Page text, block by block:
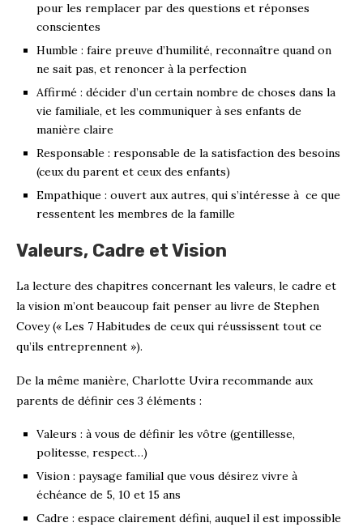
pour les remplacer par des questions et réponses
conscientes
Humble : faire preuve d’humilité, reconnaître quand on
ne sait pas, et renoncer à la perfection
Affirmé : décider d’un certain nombre de choses dans la
vie familiale, et les communiquer à ses enfants de
manière claire
Responsable : responsable de la satisfaction des besoins
(ceux du parent et ceux des enfants)
Empathique : ouvert aux autres, qui s’intéresse à ce que
ressentent les membres de la famille
Valeurs, Cadre et Vision
La lecture des chapitres concernant les valeurs, le cadre et
la vision m’ont beaucoup fait penser au livre de Stephen
Covey (« Les 7 Habitudes de ceux qui réussissent tout ce
qu’ils entreprennent »).
De la même manière, Charlotte Uvira recommande aux
parents de définir ces 3 éléments :
Valeurs : à vous de définir les vôtre (gentillesse,
politesse, respect…)
Vision : paysage familial que vous désirez vivre à
échéance de 5, 10 et 15 ans
Cadre : espace clairement défini, auquel il est impossible